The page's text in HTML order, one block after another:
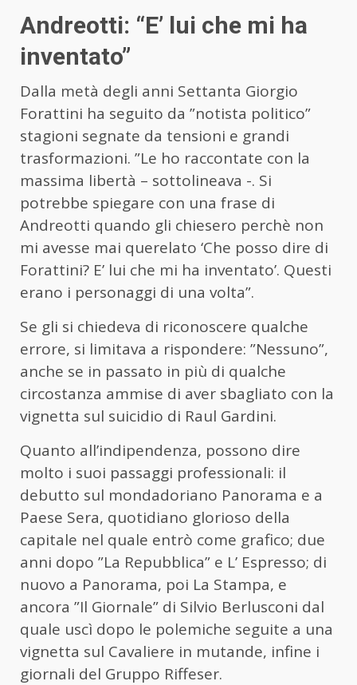
Andreotti: “E’ lui che mi ha
inventato”
Dalla metà degli anni Settanta Giorgio
Forattini ha seguito da ”notista politico”
stagioni segnate da tensioni e grandi
trasformazioni. ”Le ho raccontate con la
massima libertà – sottolineava -. Si
potrebbe spiegare con una frase di
Andreotti quando gli chiesero perchè non
mi avesse mai querelato ‘Che posso dire di
Forattini? E’ lui che mi ha inventato’. Questi
erano i personaggi di una volta”.
Se gli si chiedeva di riconoscere qualche
errore, si limitava a rispondere: ”Nessuno”,
anche se in passato in più di qualche
circostanza ammise di aver sbagliato con la
vignetta sul suicidio di Raul Gardini.
Quanto all’indipendenza, possono dire
molto i suoi passaggi professionali: il
debutto sul mondadoriano Panorama e a
Paese Sera, quotidiano glorioso della
capitale nel quale entrò come grafico; due
anni dopo ”La Repubblica” e L’ Espresso; di
nuovo a Panorama, poi La Stampa, e
ancora ”Il Giornale” di Silvio Berlusconi dal
quale uscì dopo le polemiche seguite a una
vignetta sul Cavaliere in mutande, infine i
giornali del Gruppo Riffeser.